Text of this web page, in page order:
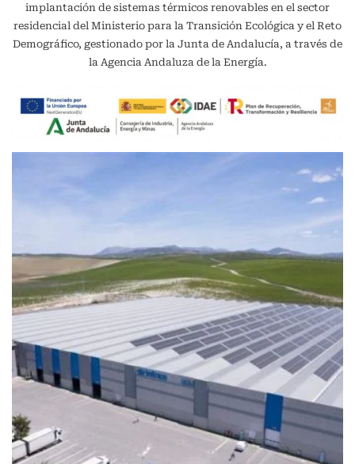
implantación de sistemas térmicos renovables en el sector
residencial del Ministerio para la Transición Ecológica y el Reto
Demográfico, gestionado por la Junta de Andalucía, a través de
la Agencia Andaluza de la Energía.